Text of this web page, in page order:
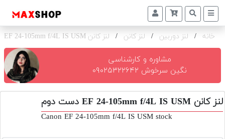
دوربین
و
تجهیزات
و
اکسسوری
خانه / لنز دوربین / لنز کانن / لنز کانن EF 24-105mm f/4L IS USM
مشاوره و کارشناسی
نگین سرخوش ۰۹۰۲۵۳۲۲۶۴۲
لنز کانن EF 24-105mm f/4L IS USM دست دوم
Canon EF 24-105mm f/4L IS USM stock